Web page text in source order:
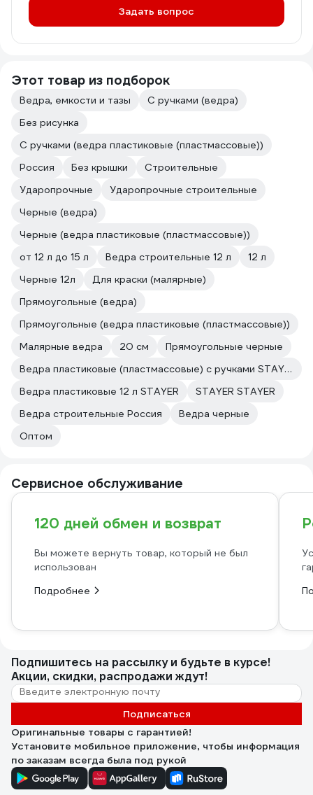
Задать вопрос
Этот товар из подборок
Ведра, емкости и тазы
С ручками (ведра)
Без рисунка
С ручками (ведра пластиковые (пластмассовые))
Россия
Без крышки
Строительные
Ударопрочные
Ударопрочные строительные
Черные (ведра)
Черные (ведра пластиковые (пластмассовые))
от 12 л до 15 л
Ведра строительные 12 л
12 л
Черные 12л
Для краски (малярные)
Прямоугольные (ведра)
Прямоугольные (ведра пластиковые (пластмассовые))
Малярные ведра
20 см
Прямоугольные черные
Ведра пластиковые (пластмассовые) с ручками STAYER
Ведра пластиковые 12 л STAYER
STAYER STAYER
Ведра строительные Россия
Ведра черные
Оптом
Сервисное обслуживание
120 дней обмен и возврат
Вы можете вернуть товар, который не был
использован
Подробнее
Подпишитесь на рассылкуи будьте в курсе!
Акции, скидки, распродажи ждут!
Подписаться
Оригинальные товары с гарантией!
Установите мобильное приложение, чтобы информация
по заказам всегда была под рукой